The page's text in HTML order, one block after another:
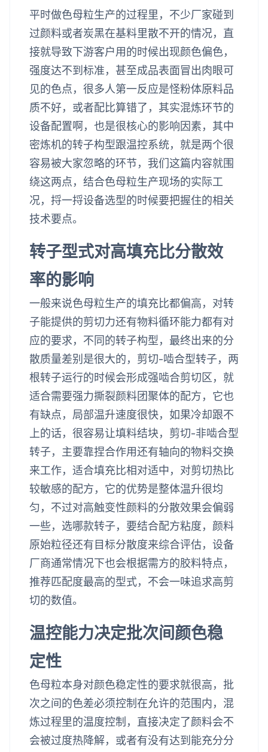
平时做色母粒生产的过程里，不少厂家碰到
过颜料或者炭黑在基料里散不开的情况，直
接就导致下游客户用的时候出现颜色偏色，
强度达不到标准，甚至成品表面冒出肉眼可
见的色点，很多人第一反应是怪粉体原料品
质不好，或者配比算错了，其实混炼环节的
设备配置啊，也是很核心的影响因素，其中
密炼机的转子构型跟温控系统，就是两个很
容易被大家忽略的环节，我们这篇内容就围
绕这两点，结合色母粒生产现场的实际工
况，捋一捋设备选型的时候要把握住的相关
技术要点。
转子型式对高填充比分散效
率的影响
一般来说色母粒生产的填充比都偏高，对转
子能提供的剪切力还有物料循环能力都有对
应的要求，不同的转子构型，最终出来的分
散质量差别是很大的，剪切-啮合型转子，两
根转子运行的时候会形成强啮合剪切区，就
适合需要强力撕裂颜料团聚体的配方，它也
有缺点，局部温升速度很快，如果冷却跟不
上的话，很容易让填料结块，剪切-非啮合型
转子，主要靠捏合作用还有轴向的物料交换
来工作，适合填充比相对适中，对剪切热比
较敏感的配方，它的优势是整体温升很均
匀，不过对高触变性颜料的分散效果会偏弱
一些，选哪款转子，要结合配方粘度，颜料
原始粒径还有目标分散度来综合评估，设备
厂商通常情况下也会根据需方的胶料特点，
推荐匹配度最高的型式，不会一味追求高剪
切的数值。
温控能力决定批次间颜色稳
定性
色母粒本身对颜色稳定性的要求就很高，批
次之间的色差必须控制在允许的范围内，混
炼过程里的温度控制，直接决定了颜料会不
会被过度热降解，或者有没有达到能充分分